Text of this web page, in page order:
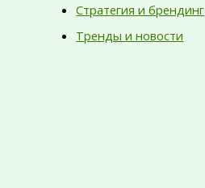
Стратегия и брендинг
Тренды и новости